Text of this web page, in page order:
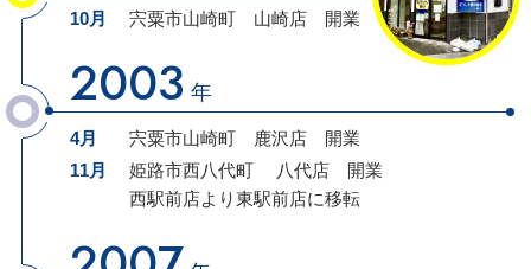
10月 宍粟市山崎町 山崎店 開業
2003 年
4月 宍粟市山崎町 鹿沢店
開業
11月
姫路市西八代町 八代店 開業
西駅前店より東駅前店に移転